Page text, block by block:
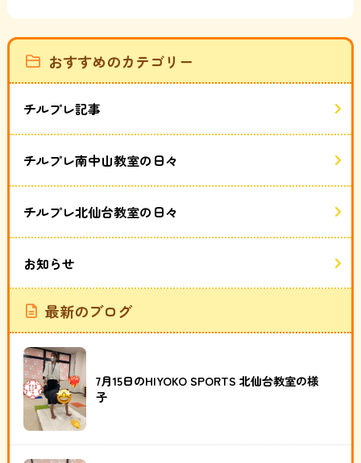
おすすめのカテゴリー
チルプレ記事
チルプレ南中山教室の日々
チルプレ北仙台教室の日々
お知らせ
最新のブログ
7月15日のHIYOKO SPORTS 北仙台教室の様
子